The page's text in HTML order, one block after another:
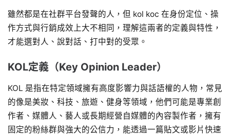
雖然都是在社群平台發聲的人，但 kol koc 在身份定位、操
作方式與行銷成效上大不相同，理解這兩者的定義與特性，
才能選對人、說對話、打中對的受眾。
KOL定義（Key Opinion Leader）
KOL 是指在特定領域擁有高度影響力與話語權的人物，常見
的像是美妝、科技、旅遊、健身等領域，他們可能是專業創
作者、媒體人、藝人或長期經營自媒體的內容製作者，擁有
固定的粉絲群與強大的公信力，能透過一篇貼文或影片快速